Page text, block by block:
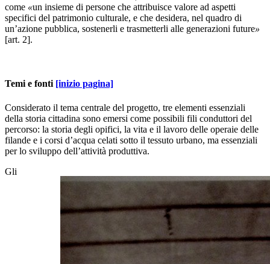
come «un insieme di persone che attribuisce valore ad aspetti
specifici del patrimonio culturale, e che desidera, nel quadro di
un’azione pubblica, sostenerli e trasmetterli alle generazioni future»
[art. 2].
Temi e fonti [inizio pagina]
Considerato il tema centrale del progetto, tre elementi essenziali
della storia cittadina sono emersi come possibili fili conduttori del
percorso: la storia degli opifici, la vita e il lavoro delle operaie delle
filande e i corsi d’acqua celati sotto il tessuto urbano, ma essenziali
per lo sviluppo dell’attività produttiva.
Gli